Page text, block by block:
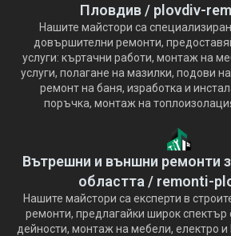
Пловдив / plovdiv-
Нашите майстори са
довършителни ремонти,
услуги: къртачни работи, монтаж на
услуги, полагане на мазилки, подови
ремонт на баня, изработка и
поръчка, монтаж на
Вътрешни и външни ремонти
областта / remonti-
Нашите майстори са експерти в
ремонти, предлагайки широк спектър
дейности, монтаж на мебели, електро и